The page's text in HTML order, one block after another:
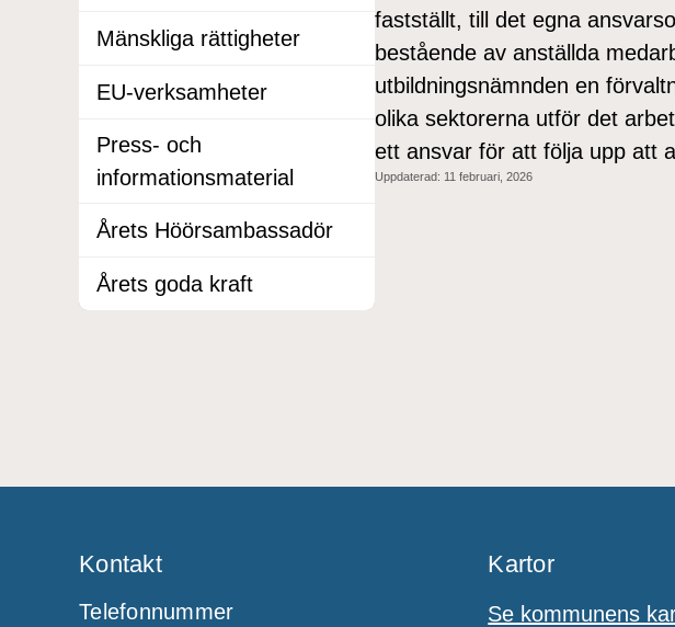
Mänskliga rättigheter
EU-verksamheter
Press- och
informationsmaterial
Årets Höörsambassadör
Årets goda kraft
fastställt, till det egna
bestående av anställda
utbildningsnämnden en
olika sektorerna utför det
ett ansvar för att följa upp att
Uppdaterad: 11 februari, 2026
Kontakt
Telefonnummer
Kartor
Se kommunens